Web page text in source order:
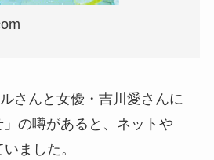
さんと女優・吉川愛さんに
」の噂があると、ネットや
ました。